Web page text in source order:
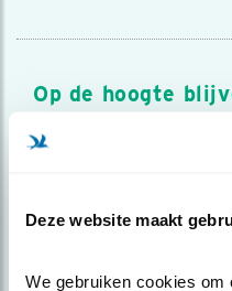
Deze website maakt
We gebruiken cookies
Op de hoogte
Meld je aan en ontvang
over vogels en activiteiten